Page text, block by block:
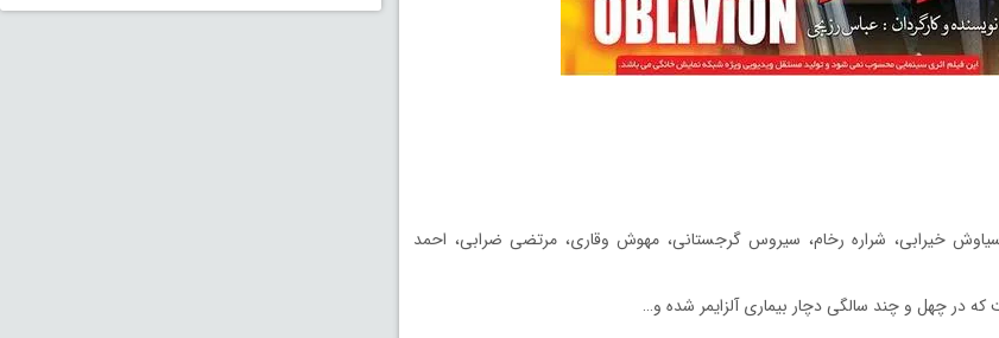
سیاوش خیرابی، شراره رخام، سیروس گرجستانی، مهوش وقاری، مرتضی ضرابی، احمد
در چهل و چند سالگی دچار بیماری آلزایمر شده و…